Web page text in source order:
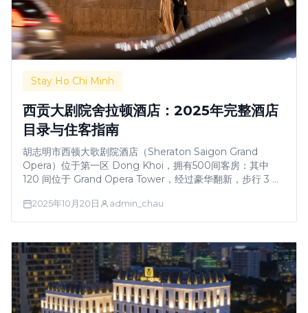
Stay Ho Chi Minh
西贡大剧院舍拉顿酒店：2025年完整酒店
目录与住客指南
胡志明市西顿大歌剧院酒店（Sheraton Saigon Grand
Opera）位于第一区 Dong Khoi，拥有500间客房：其中
120 间位于 Grand Opera Tower，经过豪华翻新，步行 3 分
3,529 条评论）。设有提供泰式护理的 Aqua Day Spa、室外
泳池、24 …
2025年10月20日 admin_chau